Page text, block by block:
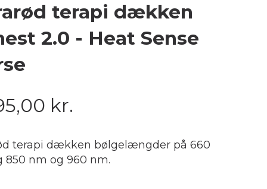
terapi dækken
2.0 - Heat Sense
kr.
terapi dækken bølgelængder på 660
850 nm og 960 nm.